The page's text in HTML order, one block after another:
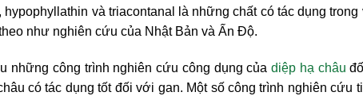
và triacontanal là những chất có tác dụng trong
như nghiên cứu của Nhật Bản và Ấn Độ.
những công trình nghiên cứu công dụng củadiệp hạ châu
có tác dụng tốt đối với gan. Một số công trình nghiên cứu